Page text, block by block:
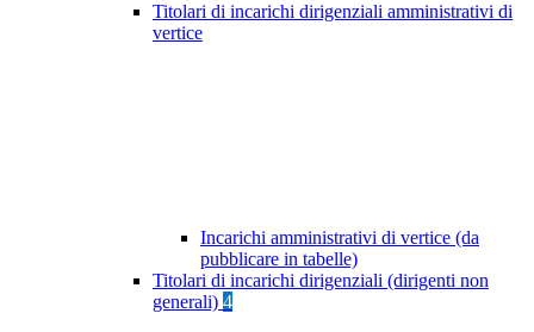
Titolari di incarichi dirigenziali amministrativi di
vertice
Incarichi amministrativi di vertice (da
pubblicare in tabelle)
Titolari di incarichi dirigenziali (dirigenti non
generali) 4